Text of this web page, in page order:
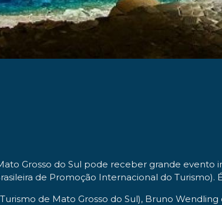
Grosso do Sul pode receber grande
de Promoção Internacional do Turismo).
de Mato Grosso do Sul), Bruno